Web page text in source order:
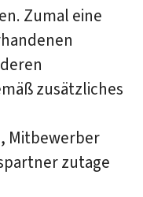
Zumal eine
zusätzliches
Mitbewerber
zutage